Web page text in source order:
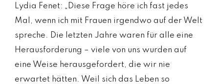
Lydia Fenet: „Diese Frage höre ich fast jedes
Mal, wenn ich mit Frauen irgendwo auf der Welt
spreche. Die letzten Jahre waren für alle eine
Herausforderung – viele von uns wurden auf
eine Weise herausgefordert, die wir nie
erwartet hätten. Weil sich das Leben so